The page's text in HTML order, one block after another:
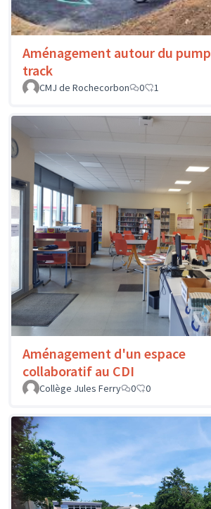
Aménagement autour du pump
track
CMJ de Rochecorbon
0 1
Aménagement d'un espace
collaboratif au CDI
Collège Jules Ferry
0 0